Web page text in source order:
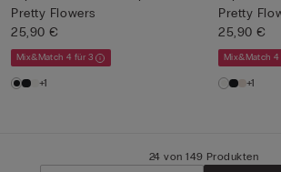
Pretty Flowers
25,90 €
Mix&Match 4 für 3
+1
Pretty
25,90 €
Mix&Match 4
+1
24 von 149 Produkten